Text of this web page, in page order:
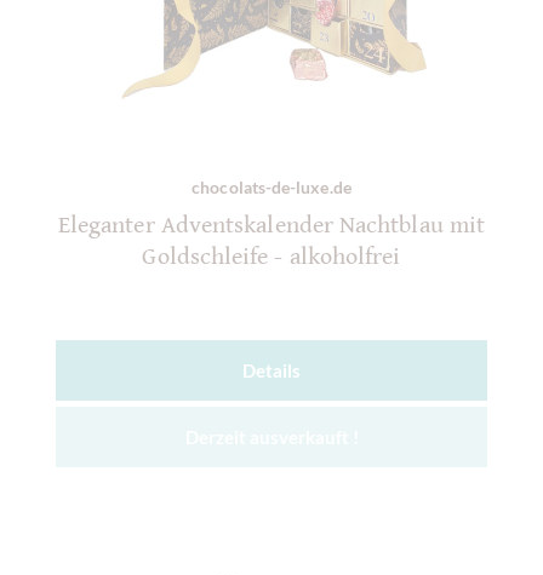
chocolats-de-luxe.de
Eleganter Adventskalender Nachtblau mit
Goldschleife - alkoholfrei
Details